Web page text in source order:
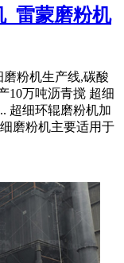
_雷蒙磨粉机
磨粉机生产线,碳酸
10万吨沥青搅 超细
超细环辊磨粉机加
磨粉机主要适用于